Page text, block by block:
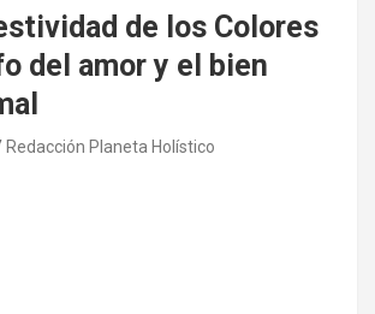
de los Colores
del amor y el bien
Redacción Planeta Holístico